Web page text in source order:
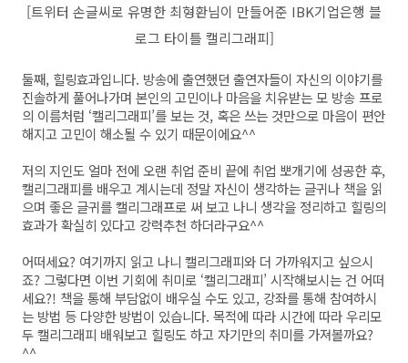
[트위터 손글씨로 유명한 최형환님이 만들어준 IBK기업은행 블
로그 타이틀 캘리그래피]
둘째, 힐링효과입니다. 방송에 출연했던 출연자들이 자신의 이야기를
진솔하게 풀어나가며 본인의 고민이나 마음을 치유받는 모 방송 프로
의 이름처럼 ‘캘리그래피’를 보는 것, 혹은 쓰는 것만으로 마음이 편안
해지고 고민이 해소될 수 있기 때문이에요^^
저의 지인도 얼마 전에 오랜 취업 준비 끝에 취업 뽀개기에 성공한 후,
캘리그래피를 배우고 계시는데 정말 자신이 생각하는 글귀나 책을 읽
으며 좋은 글귀를 캘리그래프로 써 보고 나니 생각을 정리하고 힐링의
효과가 확실히 있다고 강력추천 하더라구요^^
어떠세요? 여기까지 읽고 나니 캘리그래피와 더 가까워지고 싶으시
죠? 그렇다면 이번 기회에 취미로 ‘캘리그래피’ 시작해보시는 건 어떠
세요?! 책을 통해 부담없이 배우실 수도 있고, 강좌를 통해 참여하시
는 방법 등 다양한 방법이 있습니다. 목적에 따라 시간에 따라 우리모
두 캘리그래피 배워보고 힐링도 하고 자기만의 취미를 가져볼까요?
^^